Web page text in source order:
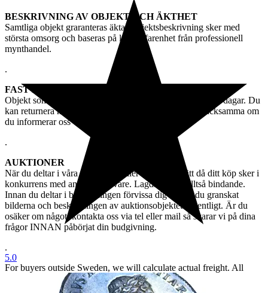
BESKRIVNING AV OBJEKT OCH ÄKTHET
Samtliga objekt graranteras äkta. Objektsbeskrivning sker med
största omsorg och baseras på lång erfarenhet från professionell
mynthandel.
.
FAST PRIS - FULL RETURRÄTT INOM 10 DAGAR
Objekt som säljs till fast pris erbjuds full returrätt inom 10 dagar. Du
kan returnera myntet oavsett skäl, men givetvis är vi tacksamma om
du informerar oss varför du ångrat ditt köp.
.
AUKTIONER
När du deltar i våra auktioner gäller ingen returrätt då ditt köp sker i
konkurrens med andra budgivare. Lagda bud är alltså bindande.
Innan du deltar i budgivningen förvissa dig om att du granskat
bilderna och beskrivningen av auktionsobjektet ordentligt. Är du
osäker om något, kontakta oss via tel eller mail så svarar vi på dina
frågor INNAN påbörjat din budgivning.
.
For buyers outside Sweden, we will calculate actual freight. All
items will be sent as registered mail.
5.0